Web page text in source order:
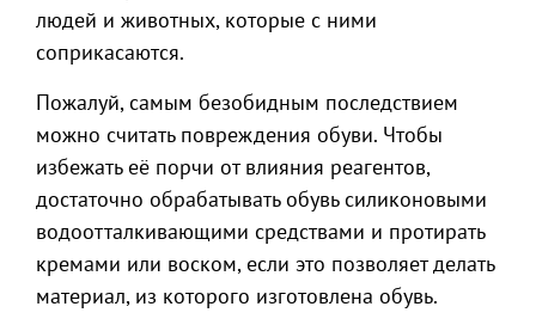
людей и животных, которые с ними
соприкасаются.
Пожалуй, самым безобидным последствием
можно считать повреждения обуви. Чтобы
избежать её порчи от влияния реагентов,
достаточно обрабатывать обувь силиконовыми
водоотталкивающими средствами и протирать
кремами или воском, если это позволяет делать
материал, из которого изготовлена обувь.